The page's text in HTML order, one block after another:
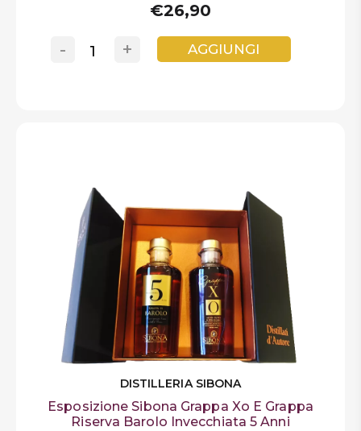
€26,90
+
- AGGIUNGI
DISTILLERIA SIBONA
Esposizione Sibona Grappa Xo E Grappa
Riserva Barolo Invecchiata 5 Anni